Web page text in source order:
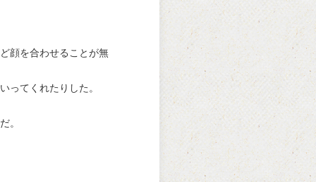
顔を合わせることが無
ってくれたりした。
。